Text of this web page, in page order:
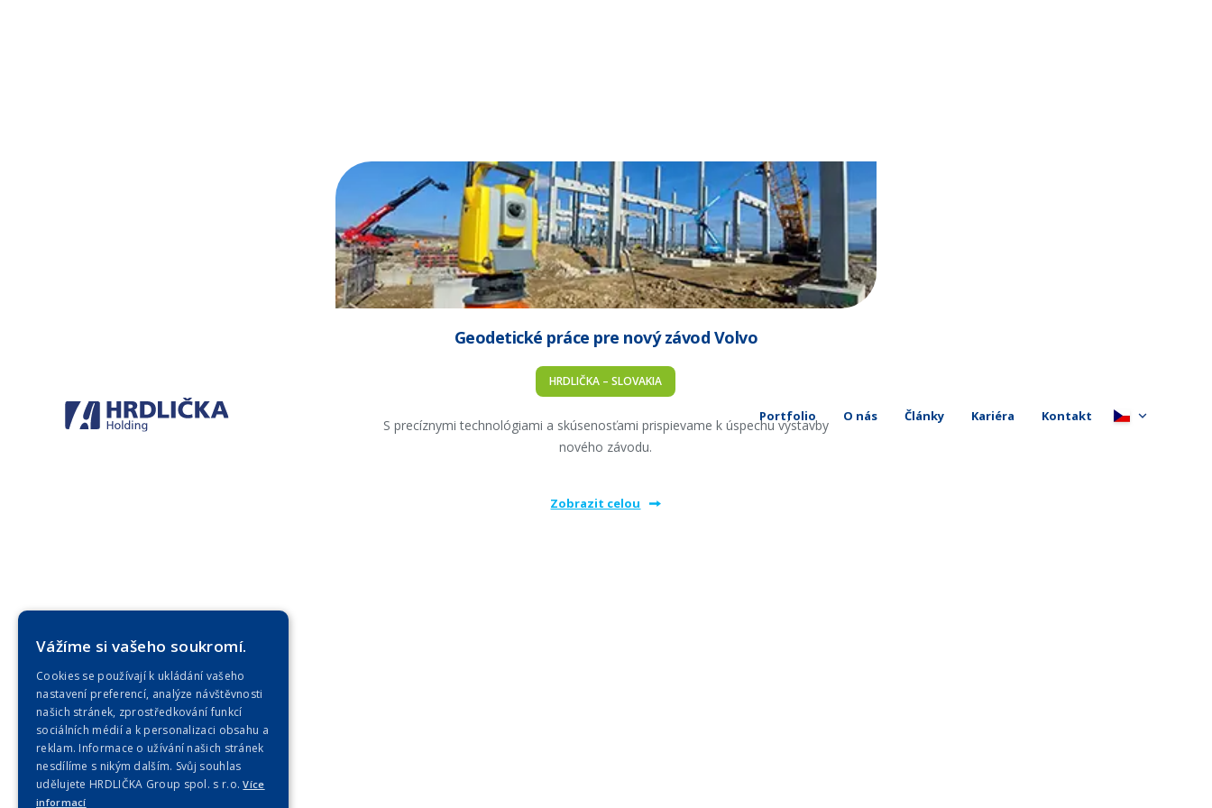
Portfolio O nás Články Kariéra Kontakt
Geodetické práce pre nový závod Volvo
HRDLIČKA – SLOVAKIA
S precíznymi technológiami a skúsenosťami prispievame k úspechu výstavby
nového závodu.
Zobrazit celou
Vážíme si vašeho soukromí.
Cookies se používají k ukládání vašeho
nastavení preferencí, analýze návštěvnosti
našich stránek, zprostředkování funkcí
sociálních médií a k personalizaci obsahu a
reklam. Informace o užívání našich stránek
nesdílíme s nikým dalším. Svůj souhlas
udělujete HRDLIČKA Group spol. s r.o.Více
informací